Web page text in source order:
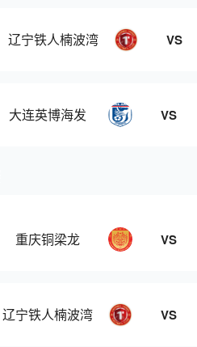
辽宁铁人楠波湾 VS
大连英博海发 VS
重庆铜梁龙 VS
辽宁铁人楠波湾 VS